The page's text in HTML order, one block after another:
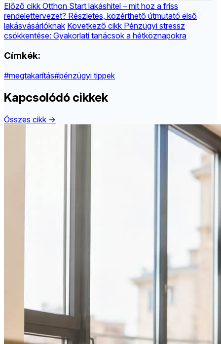
Előző cikk Otthon Start lakáshitel – mit hoz a friss
rendelettervezet? Részletes, közérthető útmutató első
lakásvásárlóknak Következő cikk Pénzügyi stressz
csökkentése: Gyakorlati tanácsok a hétköznapokra
Címkék:
#megtakarítás#pénzügyi tippek
Kapcsolódó cikkek
Összes cikk →